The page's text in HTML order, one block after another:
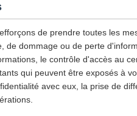
de prendre toutes les
de dommage ou de perte
le contrôle d'accès au
qui peuvent être exposés à
avec eux, la prise de